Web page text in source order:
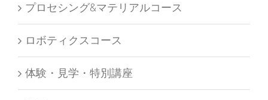
プロセシング&マテリアルコース
ロボティクスコース
体験・見学・特別講座